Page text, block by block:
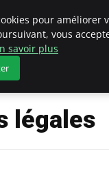
légales
pour améliorer
vous
savoir plus